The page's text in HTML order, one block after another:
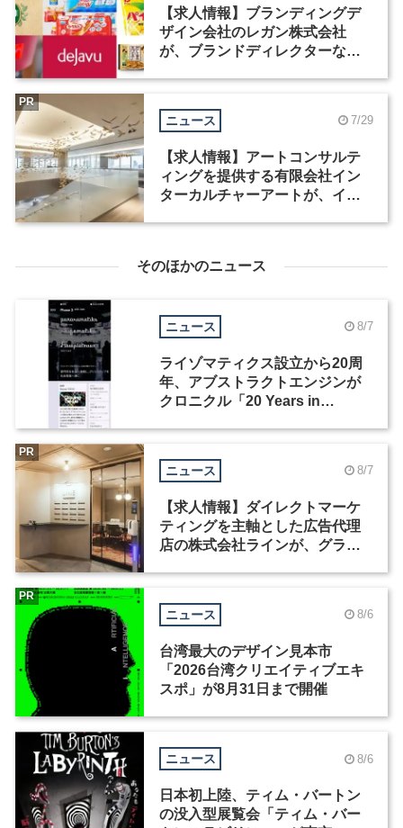
【求人情報】ブランディングデ
ザイン会社のレガン株式会社
が、ブランドディレクターなど3
ニュース 7/29
【求人情報】アートコンサルテ
ィングを提供する有限会社イン
ターカルチャーアートが、イン
PR
そのほかのニュース
ニュース 8/7
ライゾマティクス設立から20周
年、アブストラクトエンジンが
クロニクル「20 Years in
ニュース 8/7
【求人情報】ダイレクトマーケ
ティングを主軸とした広告代理
店の株式会社ラインが、グラフ
PR
ニュース 8/6
台湾最大のデザイン見本市
「2026台湾クリエイティブエキ
スポ」が8月31日まで開催
PR
ニュース 8/6
日本初上陸、ティム・バートン
の没入型展覧会「ティム・バー